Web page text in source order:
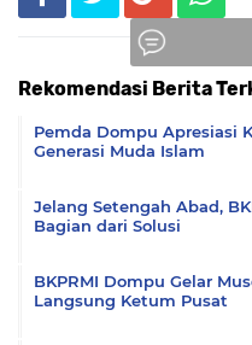
Rekomendasi Berita
Pemda Dompu Apresiasi
Generasi Muda Islam
Jelang Setengah Abad,
Bagian dari Solusi
BKPRMI Dompu Gelar
Langsung Ketum Pusat